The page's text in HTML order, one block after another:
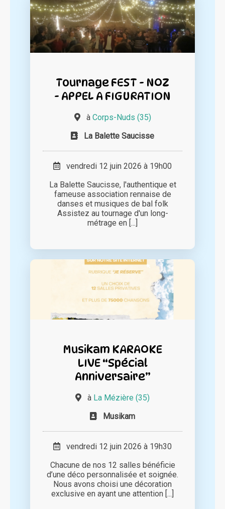
Tournage FEST - NOZ
- APPEL A FIGURATION
à Corps-Nuds (35)
La Balette Saucisse
vendredi 12 juin 2026 à 19h00
La Balette Saucisse, l'authentique et
fameuse association rennaise de
danses et musiques de bal folk
Assistez au tournage d'un long-
métrage en [...]
Musikam KARAOKE
LIVE “Spécial
Anniversaire”
à La Mézière (35)
Musikam
vendredi 12 juin 2026 à 19h30
Chacune de nos 12 salles bénéficie
d’une déco personnalisée et soignée.
Nous avons choisi une décoration
exclusive en ayant une attention [...]